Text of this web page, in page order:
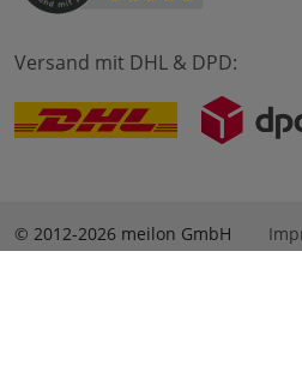
Versand mit DHL & DPD:
© 2012-2026 meilon GmbH